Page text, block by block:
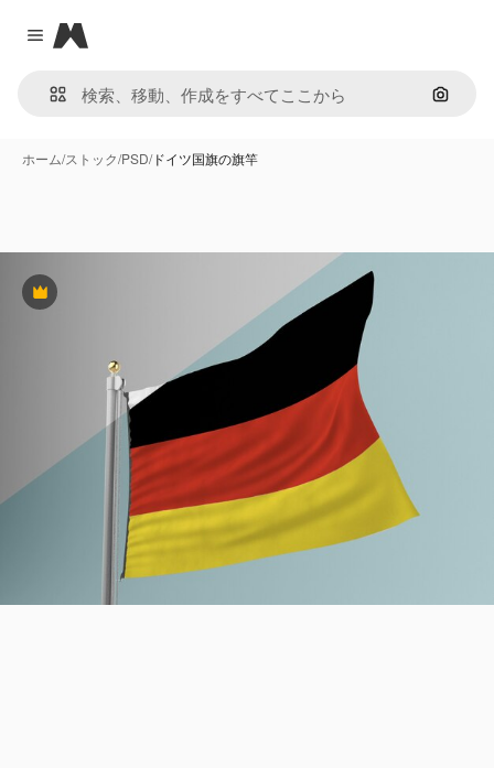
Close menu
Magnific
画像で
ホーム/ストック/PSD/ドイツ国旗の旗竿
Premium